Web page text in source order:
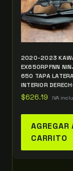
2020-2023
EX650RPFNN
650 TAPA
INTERIOR
$626.19 IVA
AGREGAR
CARRITO